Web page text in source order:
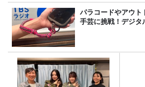
パラコードやアウト
手芸に挑戦！デジタ